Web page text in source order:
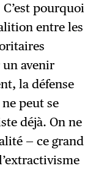
pourquoi
entre les
avenir
la défense
peut se
déjà. On ne
— ce grand